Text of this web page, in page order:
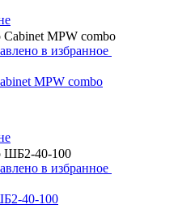
в избранное
MPW combo
в избранное
40-100